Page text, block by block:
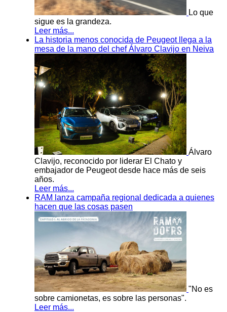
Lo que
sigue es la grandeza.
Leer más...
La historia menos conocida de Peugeot llega a la
mesa de la mano del chef Álvaro Clavijo en Neiva
Álvaro
Clavijo, reconocido por liderar El Chato y
embajador de Peugeot desde hace más de seis
años.
Leer más...
RAM lanza campaña regional dedicada a quienes
hacen que las cosas pasen
"No es
sobre camionetas, es sobre las personas".
Leer más...